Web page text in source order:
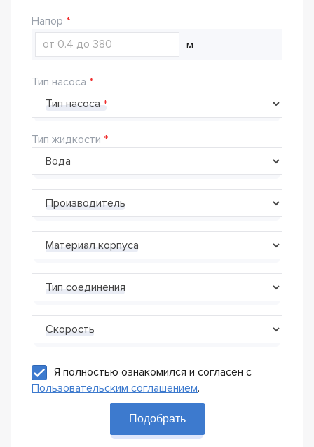
Напор
м
Тип насоса
Тип насоса
Тип жидкости
Производитель
Материал корпуса
Тип соединения
Скорость
Я полностью ознакомился и согласен с
Пользовательским соглашением.
Подобрать